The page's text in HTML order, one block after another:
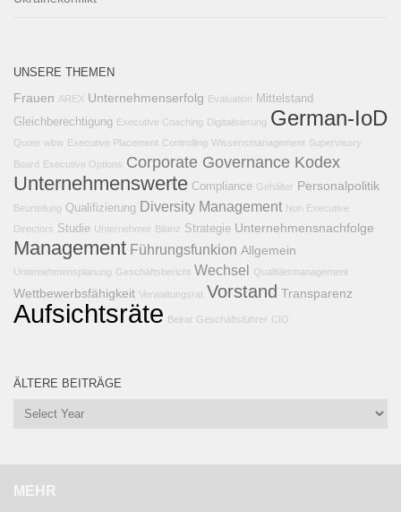
UNSERE THEMEN
Frauen AREX Unternehmenserfolg Evaluation Mittelstand
Gleichberechtigung Executive Coaching Digitalisierung German-IoD
Quote wbw Executive Placement Controlling Wissensmanagement Supervisory
Board
Executive Options Corporate Governance Kodex
Unternehmenswerte Compliance Gehälter Personalpolitik
Beurteilung Qualifizierung Diversity Management Non Executive
Directors Studie Unternehmer Bilanz Strategie Unternehmensnachfolge
Management Führungsfunkion Allgemein
Unternehmensplanung Geschäftsbericht Wechsel Qualitätsmanagement
Wettbewerbsfähigkeit Verwaltungsrat Vorstand Transparenz
Aufsichtsräte Beirat Geschäftsführer CIO
ÄLTERE BEITRÄGE
MEHR